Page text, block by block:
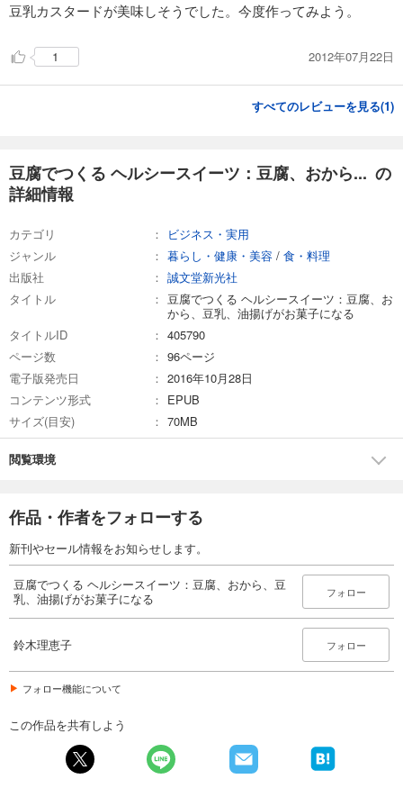
豆乳カスタードが美味しそうでした。今度作ってみよう。
1 2012年07月22日
すべてのレビューを見る(1)
豆腐でつくる ヘルシースイーツ：豆腐、おから... の
詳細情報
カテゴリ
ビジネス・実用
ジャンル
暮らし・健康・美容 / 食・料理
出版社
誠文堂新光社
タイトル
豆腐でつくる ヘルシースイーツ：豆腐、お
から、豆乳、油揚げがお菓子になる
タイトルID
405790
ページ数
96ページ
電子版発売日
2016年10月28日
コンテンツ形式
EPUB
サイズ(目安)
70MB
閲覧環境
作品・作者をフォローする
新刊やセール情報をお知らせします。
豆腐でつくる ヘルシースイーツ：豆腐、おから、豆
乳、油揚げがお菓子になる
フォロー
鈴木理恵子 フォロー
フォロー機能について
この作品を共有しよう